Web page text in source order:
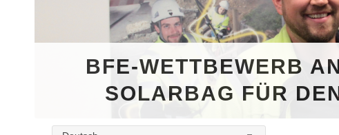
BFE-WETTBEWERB
SOLARBAG FÜR